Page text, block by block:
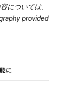
に​ついては、​
provided
に